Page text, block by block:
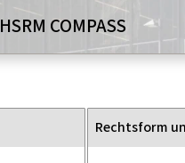
HSRM COMPASS
Rechtsform